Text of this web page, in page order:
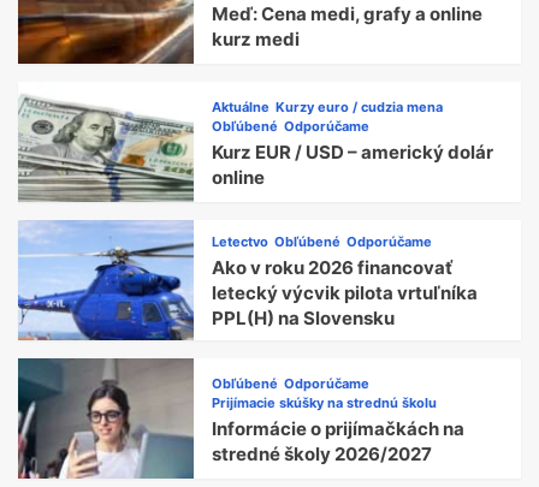
Meď: Cena medi, grafy a online
kurz medi
Aktuálne Kurzy euro / cudzia mena
Obľúbené Odporúčame
Kurz EUR / USD – americký dolár
online
Letectvo Obľúbené Odporúčame
Ako v roku 2026 financovať
letecký výcvik pilota vrtuľníka
PPL(H) na Slovensku
Obľúbené Odporúčame
Prijímacie skúšky na strednú školu
Informácie o prijímačkách na
stredné školy 2026/2027